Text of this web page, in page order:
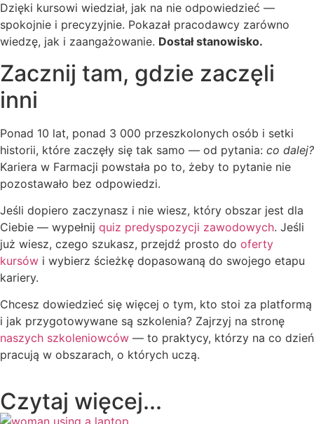
Dzięki kursowi wiedział, jak na nie odpowiedzieć —
spokojnie i precyzyjnie. Pokazał pracodawcy zarówno
wiedzę, jak i zaangażowanie. Dostał stanowisko.
Zacznij tam, gdzie zaczęli
inni
Ponad 10 lat, ponad 3 000 przeszkolonych osób i setki
historii, które zaczęły się tak samo — od pytania: co dalej?
Kariera w Farmacji powstała po to, żeby to pytanie nie
pozostawało bez odpowiedzi.
Jeśli dopiero zaczynasz i nie wiesz, który obszar jest dla
Ciebie — wypełnij quiz predyspozycji zawodowych. Jeśli
już wiesz, czego szukasz, przejdź prosto do oferty
kursów i wybierz ścieżkę dopasowaną do swojego etapu
kariery.
Chcesz dowiedzieć się więcej o tym, kto stoi za platformą
i jak przygotowywane są szkolenia? Zajrzyj na stronę
naszych szkoleniowców — to praktycy, którzy na co dzień
pracują w obszarach, o których uczą.
Czytaj więcej...